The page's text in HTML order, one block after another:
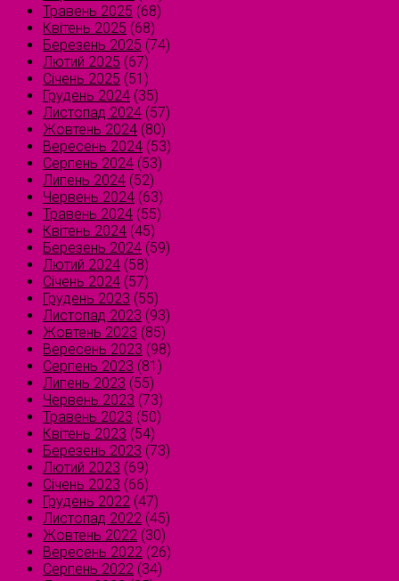
Травень 2025 (68)
Квітень 2025 (68)
Березень 2025 (74)
Лютий 2025 (67)
Січень 2025 (51)
Грудень 2024 (35)
Листопад 2024 (57)
Жовтень 2024 (80)
Вересень 2024 (53)
Серпень 2024 (53)
Липень 2024 (52)
Червень 2024 (63)
Травень 2024 (55)
Квітень 2024 (45)
Березень 2024 (59)
Лютий 2024 (58)
Січень 2024 (57)
Грудень 2023 (55)
Листопад 2023 (93)
Жовтень 2023 (85)
Вересень 2023 (98)
Серпень 2023 (81)
Липень 2023 (55)
Червень 2023 (73)
Травень 2023 (50)
Квітень 2023 (54)
Березень 2023 (73)
Лютий 2023 (69)
Січень 2023 (66)
Грудень 2022 (47)
Листопад 2022 (45)
Жовтень 2022 (30)
Вересень 2022 (26)
Серпень 2022 (34)